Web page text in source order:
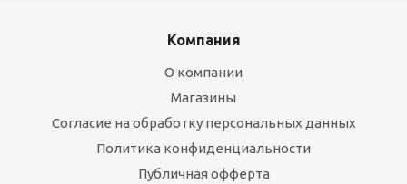
Компания
О компании
Магазины
Согласие на обработку персональных данных
Политика конфиденциальности
Публичная офферта